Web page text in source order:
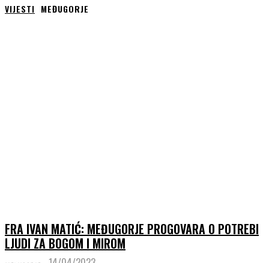
VIJESTI MEĐUGORJE
FRA IVAN MATIĆ: MEĐUGORJE PROGOVARA O POTREBI
LJUDI ZA BOGOM I MIROM